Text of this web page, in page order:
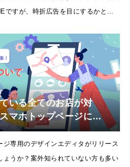
ですが、時折広告を目にするかと思
いる全てのお店が対
マホトップページにつ
・デメリットなど
専用のデザインエディタがリリース
ょうか？案外知られていない方も多い